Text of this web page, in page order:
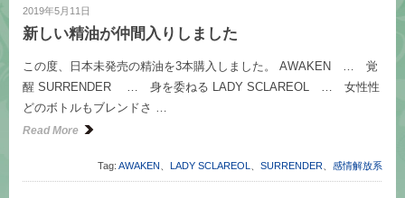
2019年5月11日
新しい精油が仲間入りしました
この度、日本未発売の精油を3本購入しました。 AWAKEN … 覚
醒 SURRENDER … 身を委ねる LADY SCLAREOL … 女性性
どのボトルもブレンドさ …
Read More
Tag: AWAKEN LADY SCLAREOL SURRENDER 感情解放系